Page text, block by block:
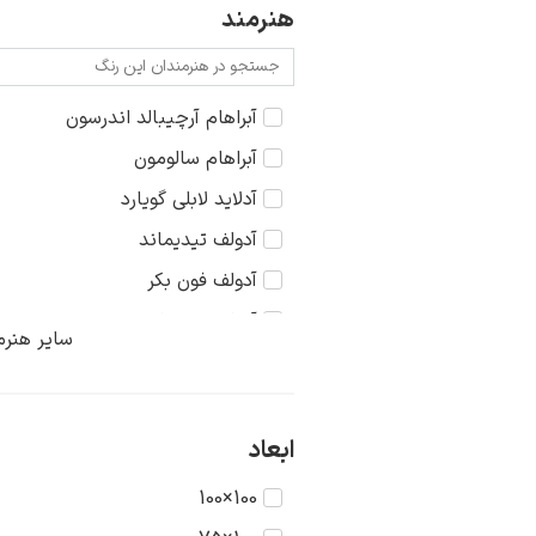
غرب وحشی
کودک
مذهبی
منظره
ایتالیا
ایران
روسیه
فرانسه
هلند
هنرمند
آبراهام آرچیبالد اندرسون
آبراهام سالومون
آدلاید لابلی گویارد
آدولف تیدیماند
آدولف فون بکر
آدولف منتسل
آرتور استریتون
آرتور پرسی
آرتور دیویس
سایر
ابعاد
100×100